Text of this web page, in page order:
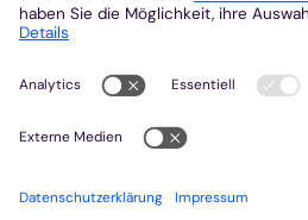
Kontakt
+49 241 452-0